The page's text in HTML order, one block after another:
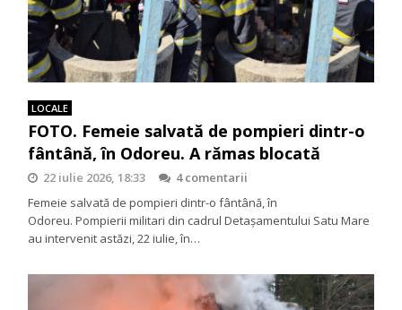
LOCALE
FOTO. Femeie salvată de pompieri dintr-o
fântână, în Odoreu. A rămas blocată
22 iulie 2026, 18:33
4 comentarii
Femeie salvată de pompieri dintr-o fântână, în
Odoreu. Pompierii militari din cadrul Detașamentului Satu Mare
au intervenit astăzi, 22 iulie, în…